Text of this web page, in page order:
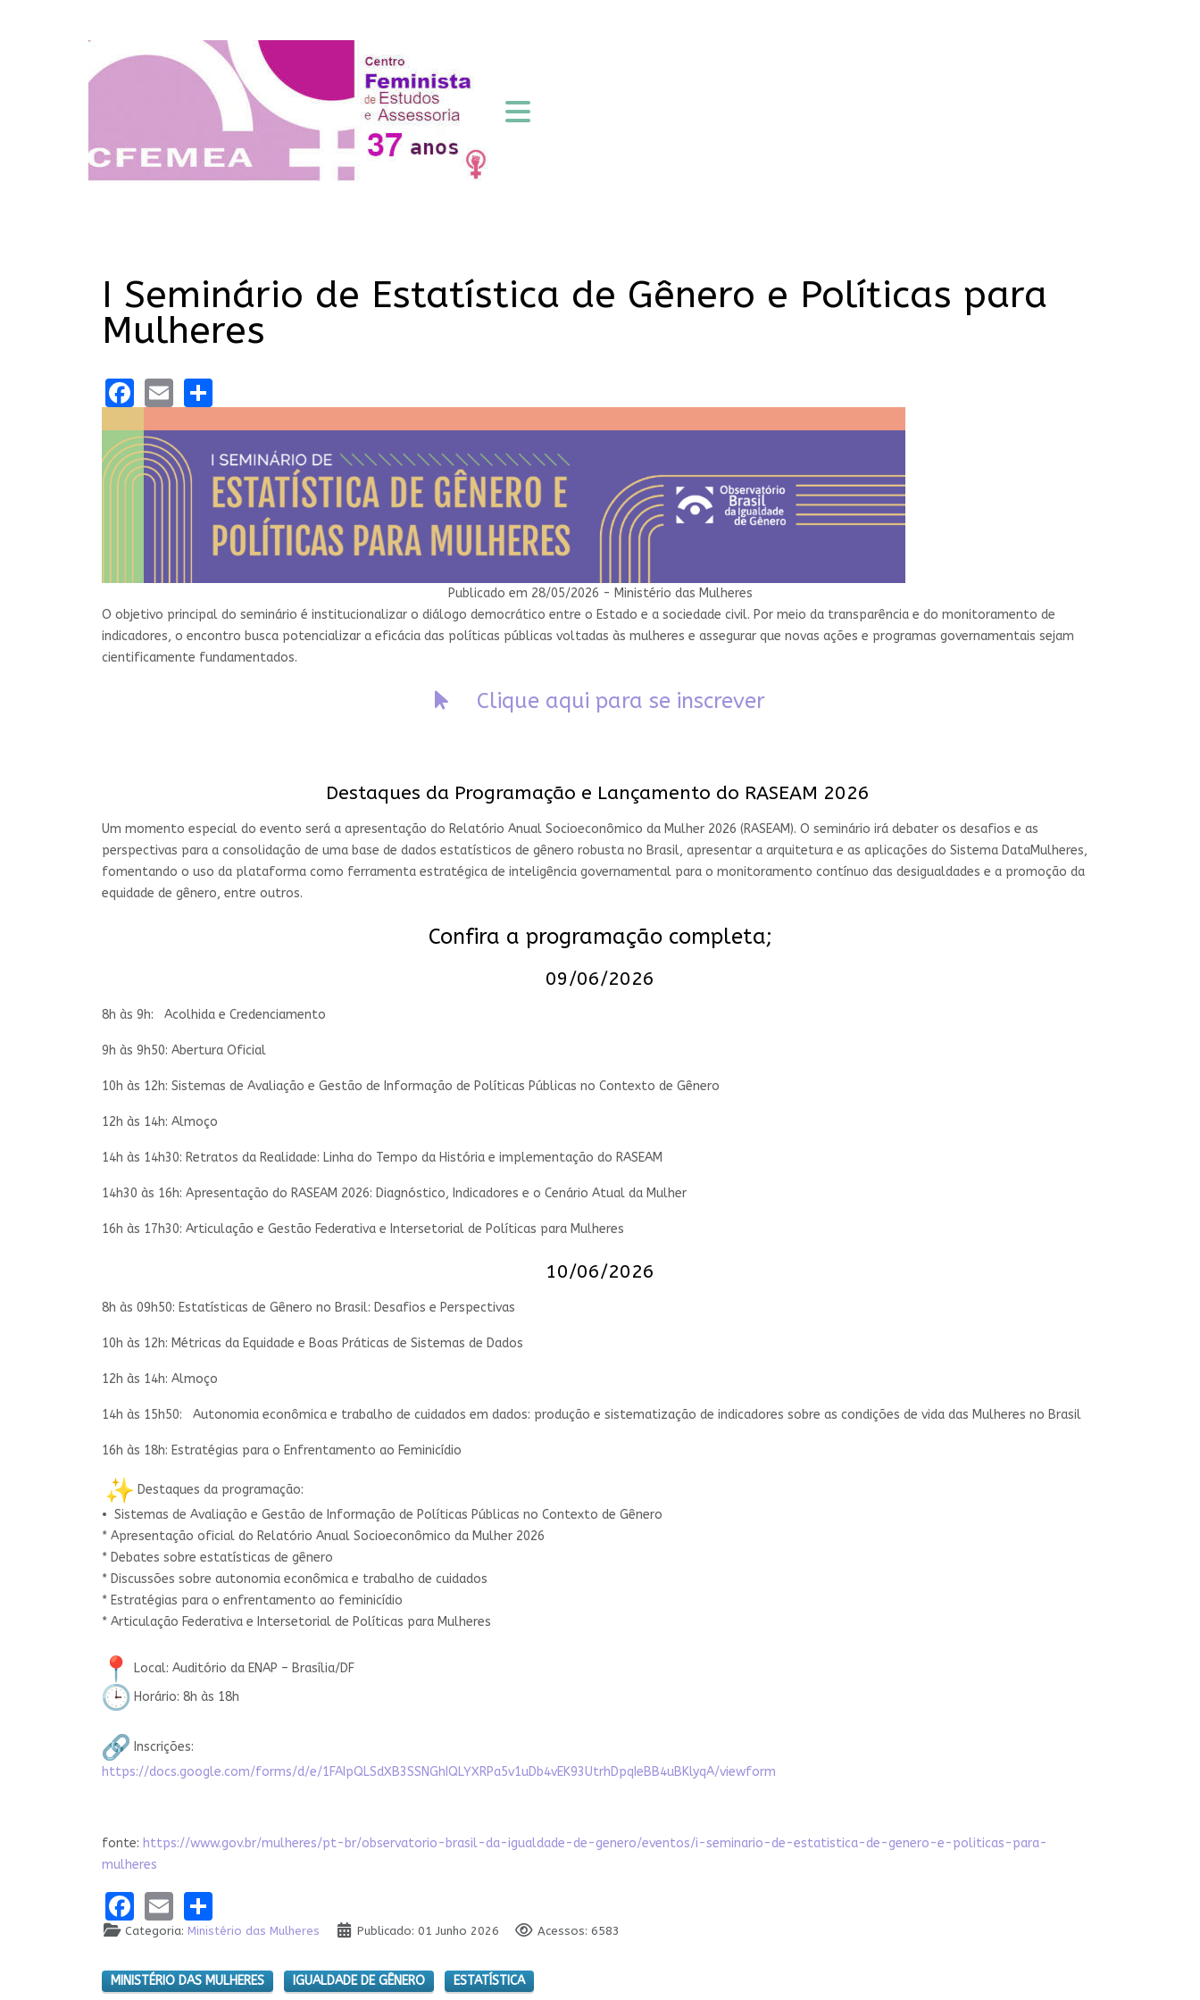
I Seminário de Estatística de Gênero e Políticas para
Mulheres
Facebook
Email
Publicado em 28/05/2026 - Ministério das Mulheres
O objetivo principal do seminário é institucionalizar o diálogo democrático entre o Estado e a sociedade civil. Por meio da transparência e do monitoramento de
indicadores, o encontro busca potencializar a eficácia das políticas públicas voltadas às mulheres e assegurar que novas ações e programas governamentais sejam
cientificamente fundamentados.
Clique aqui para se inscrever
Destaques da Programação e Lançamento do RASEAM 2026
Um momento especial do evento será a apresentação do Relatório Anual Socioeconômico da Mulher 2026 (RASEAM). O seminário irá debater os desafios e as
perspectivas para a consolidação de uma base de dados estatísticos de gênero robusta no Brasil, apresentar a arquitetura e as aplicações do Sistema DataMulheres,
fomentando o uso da plataforma como ferramenta estratégica de inteligência governamental para o monitoramento contínuo das desigualdades e a promoção da
equidade de gênero, entre outros.
Confira a programação completa;
09/06/2026
8h às 9h: Acolhida e Credenciamento
9h às 9h50: Abertura Oficial
10h às 12h: Sistemas de Avaliação e Gestão de Informação de Políticas Públicas no Contexto de Gênero
12h às 14h: Almoço
14h às 14h30: Retratos da Realidade: Linha do Tempo da História e implementação do RASEAM
14h30 às 16h: Apresentação do RASEAM 2026: Diagnóstico, Indicadores e o Cenário Atual da Mulher
16h às 17h30: Articulação e Gestão Federativa e Intersetorial de Políticas para Mulheres
10/06/2026
8h às 09h50: Estatísticas de Gênero no Brasil: Desafios e Perspectivas
10h às 12h: Métricas da Equidade e Boas Práticas de Sistemas de Dados
12h às 14h: Almoço
14h às 15h50: Autonomia econômica e trabalho de cuidados em dados: produção e sistematização de indicadores sobre as condições de vida das Mulheres no Brasil
16h às 18h: Estratégias para o Enfrentamento ao Feminicídio
Destaques da programação:
• Sistemas de Avaliação e Gestão de Informação de Políticas Públicas no Contexto de Gênero
* Apresentação oficial do Relatório Anual Socioeconômico da Mulher 2026
* Debates sobre estatísticas de gênero
* Discussões sobre autonomia econômica e trabalho de cuidados
* Estratégias para o enfrentamento ao feminicídio
* Articulação Federativa e Intersetorial de Políticas para Mulheres
Local: Auditório da ENAP – Brasília/DF
Horário: 8h às 18h
Inscrições:
https://docs.google.com/forms/d/e/1FAIpQLSdXB3SSNGhIQLYXRPa5v1uDb4vEK93UtrhDpqIeBB4uBKlyqA/viewform
fonte: https://www.gov.br/mulheres/pt-br/observatorio-brasil-da-igualdade-de-genero/eventos/i-seminario-de-estatistica-de-genero-e-politicas-para-
mulheres
Facebook
Email
Categoria: Ministério das Mulheres Publicado: 01 Junho 2026 Acessos: 6583
MINISTÉRIO DAS MULHERES IGUALDADE DE GÊNERO ESTATÍSTICA